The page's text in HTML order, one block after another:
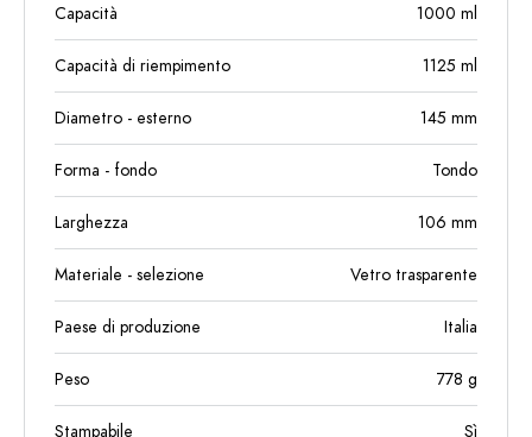
Capacità 1000 ml
Capacità di riempimento 1125 ml
Diametro - esterno 145 mm
Forma - fondo Tondo
Larghezza 106 mm
Materiale - selezione Vetro trasparente
Paese di produzione Italia
Peso 778 g
Stampabile Sì